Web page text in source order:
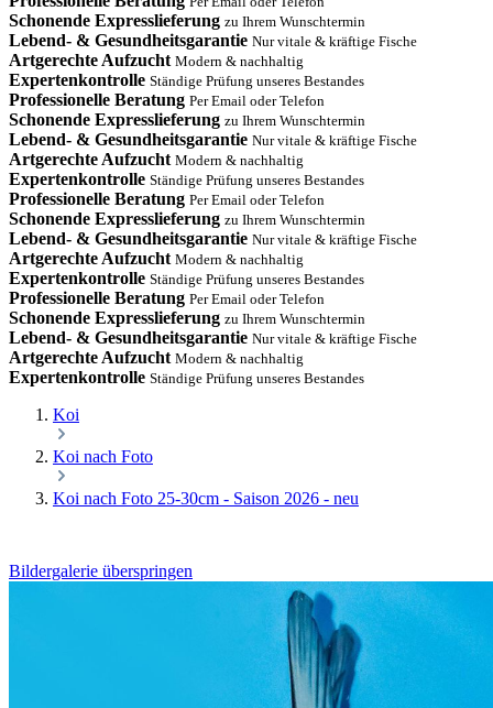
Schonende Expresslieferung zu Ihrem Wunschtermin
Lebend- & Gesundheitsgarantie Nur vitale & kräftige Fische
Artgerechte Aufzucht Modern & nachhaltig
Expertenkontrolle Ständige Prüfung unseres Bestandes
Professionelle Beratung Per Email oder Telefon
Schonende Expresslieferung zu Ihrem Wunschtermin
Lebend- & Gesundheitsgarantie Nur vitale & kräftige Fische
Artgerechte Aufzucht Modern & nachhaltig
Expertenkontrolle Ständige Prüfung unseres Bestandes
Professionelle Beratung Per Email oder Telefon
Schonende Expresslieferung zu Ihrem Wunschtermin
Lebend- & Gesundheitsgarantie Nur vitale & kräftige Fische
Artgerechte Aufzucht Modern & nachhaltig
Expertenkontrolle Ständige Prüfung unseres Bestandes
Professionelle Beratung Per Email oder Telefon
Schonende Expresslieferung zu Ihrem Wunschtermin
Lebend- & Gesundheitsgarantie Nur vitale & kräftige Fische
Artgerechte Aufzucht Modern & nachhaltig
Expertenkontrolle Ständige Prüfung unseres Bestandes
Koi
Koi nach Foto
Koi nach Foto 25-30cm - Saison 2026 - neu
Bildergalerie überspringen